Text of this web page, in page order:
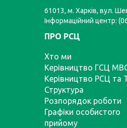
61013, м. Харків, вул.
Інформаційний центр:
ПРО РСЦ
Хто ми
Керівництво ГСЦ
Керівництво РСЦ та
Структура
Розпорядок роботи
Графіки особистого
прийому